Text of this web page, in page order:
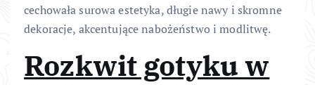
cechowała surowa estetyka, długie nawy i skromne
dekoracje, akcentujące nabożeństwo i modlitwę.
Rozkwit gotyku w